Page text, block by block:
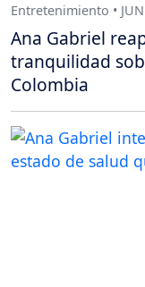
Entretenimiento •
Ana Gabriel
tranquilidad
Colombia